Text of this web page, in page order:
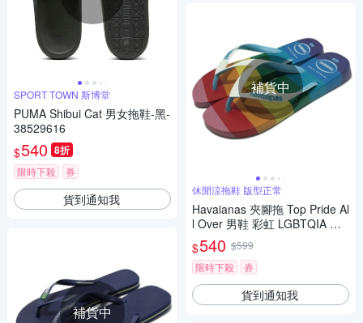
SPORT TOWN 斯博堂
PUMA Shibui Cat 男女拖鞋-黑-
38529616
$540 8折
限時下殺 券
貨到通知我
補貨中
補貨中
休閒涼拖鞋 版型正常
Havaianas 夾腳拖 Top Pride Al
l Over 男鞋 彩虹 LGBTQIA 人
字拖 巴西拖 哈瓦士 41457420
031U
$540 $599
限時下殺
券
貨到通知我